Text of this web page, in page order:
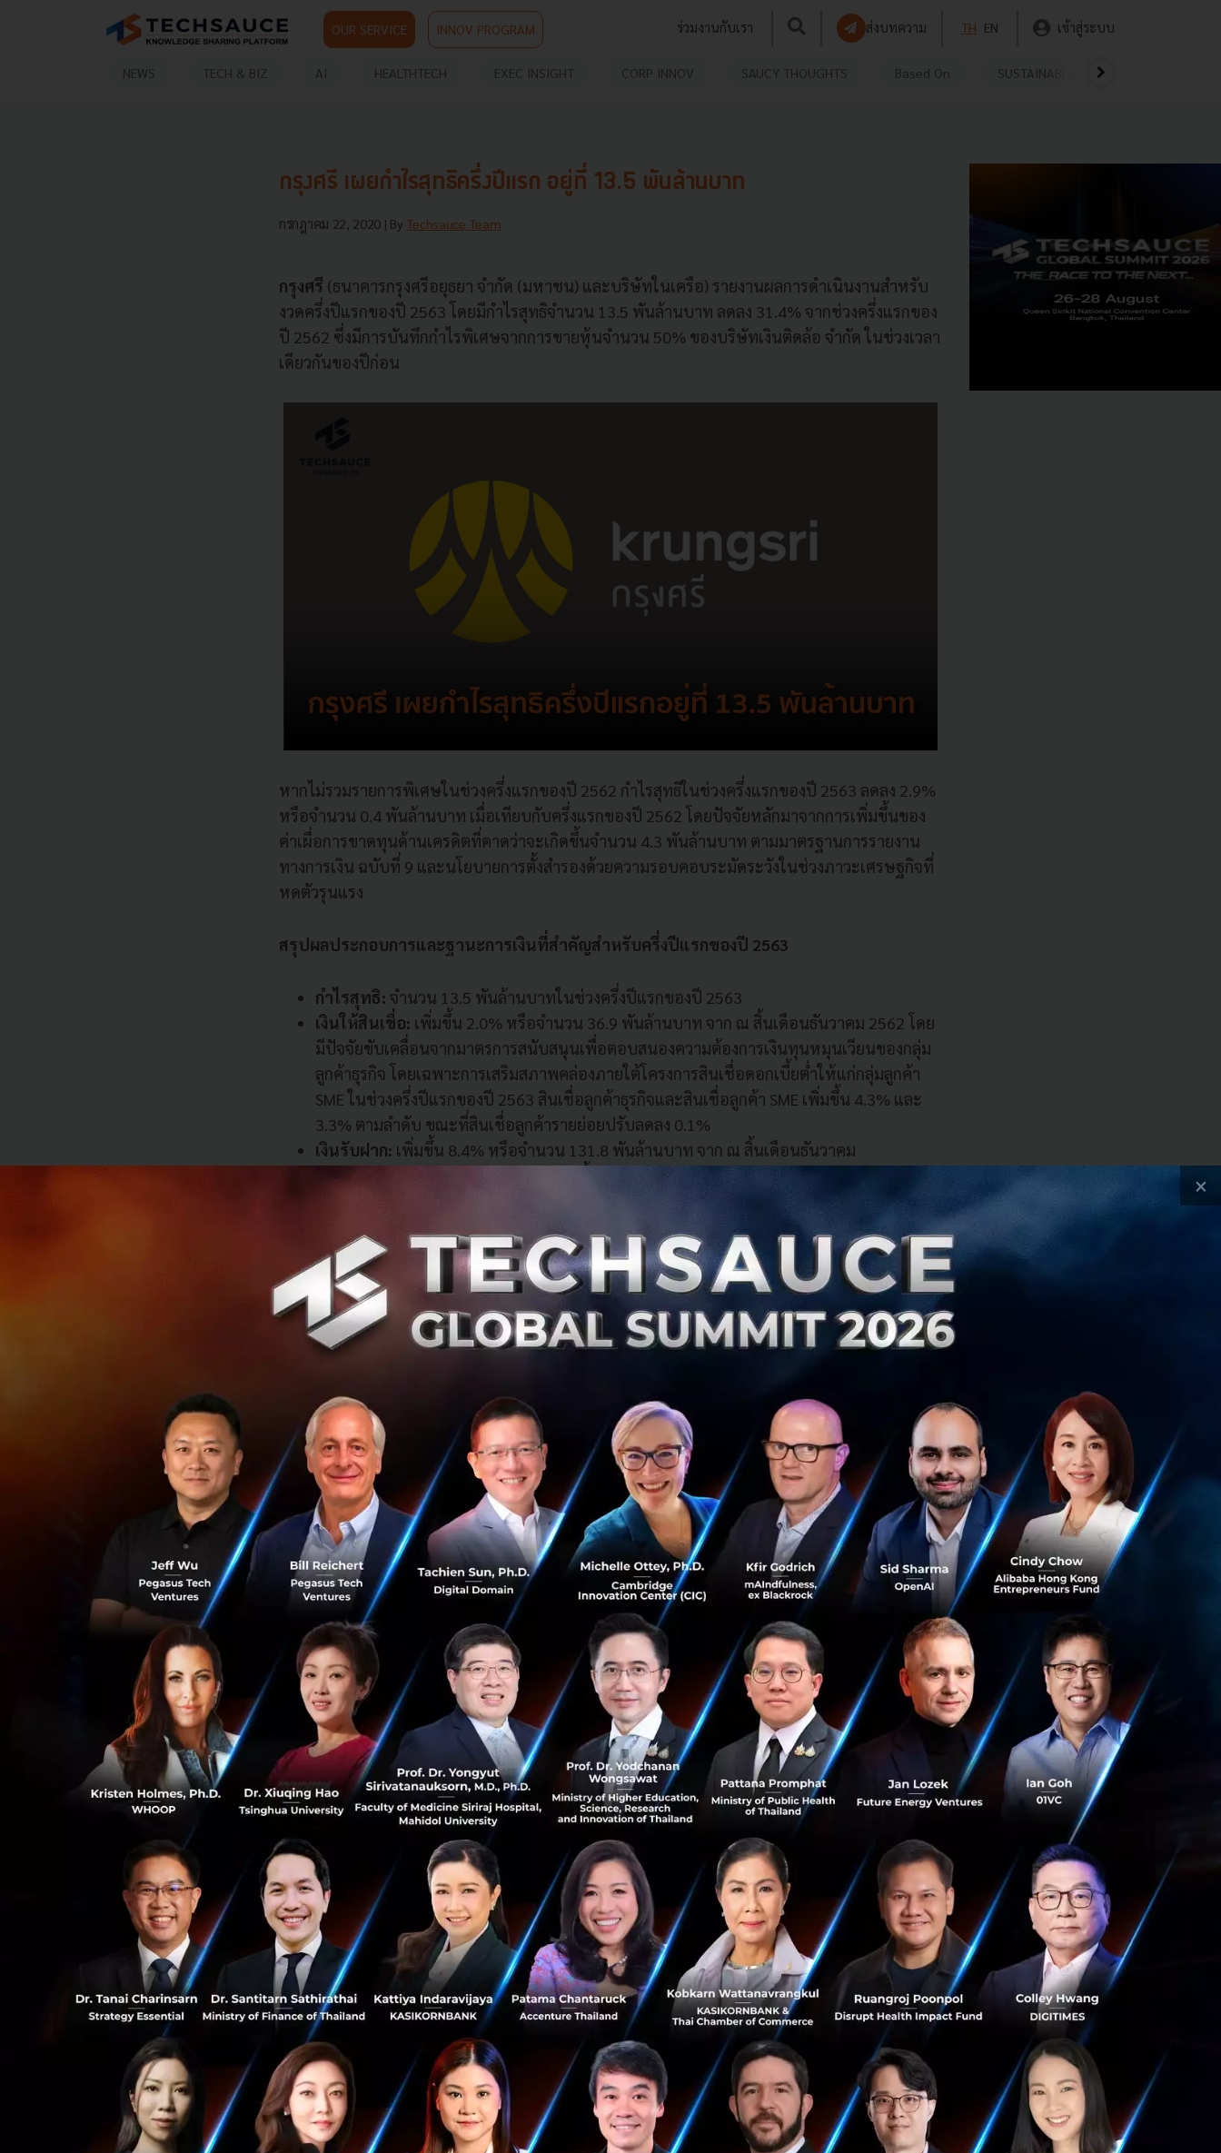
OUR SERVICE INNOV PROGRAM ร่วมงานกับเรา ส่งบทความ TH EN เข้าสู่ระบบ
NEWS TECH & BIZ AI HEALTHTECH EXEC INSIGHT CORP INNOV SAUCY THOUGHTS Based On SUSTAINABLE
0
3
กรุงศรี เผยกำไรสุทธิครึ่งปีแรก อยู่ที่ 13.5 พันล้านบาท
กรกฎาคม 22, 2020 | By Techsauce Team
กรุงศรี (ธนาคารกรุงศรีอยุธยา จำกัด (มหาชน) และบริษัทในเครือ) รายงานผลการดำเนินงานสำหรับ
งวดครึ่งปีแรกของปี 2563 โดยมีกำไรสุทธิจำนวน 13.5 พันล้านบาท ลดลง 31.4% จากช่วงครึ่งแรกของ
ปี 2562 ซึ่งมีการบันทึกกำไรพิเศษจากการขายหุ้นจำนวน 50% ของบริษัทเงินติดล้อ จำกัด ในช่วงเวลา
เดียวกันของปีก่อน
หากไม่รวมรายการพิเศษในช่วงครึ่งแรกของปี 2562 กำไรสุทธิในช่วงครึ่งแรกของปี 2563 ลดลง 2.9%
หรือจำนวน 0.4 พันล้านบาท เมื่อเทียบกับครึ่งแรกของปี 2562 โดยปัจจัยหลักมาจากการเพิ่มขึ้นของ
ค่าเผื่อการขาดทุนด้านเครดิตที่คาดว่าจะเกิดขึ้นจำนวน 4.3 พันล้านบาท ตามมาตรฐานการรายงาน
ทางการเงิน ฉบับที่ 9 และนโยบายการตั้งสำรองด้วยความรอบคอบระมัดระวังในช่วงภาวะเศรษฐกิจที่
หดตัวรุนแรง
สรุปผลประกอบการและฐานะการเงินที่สำคัญสำหรับครึ่งปีแรกของปี 2563
กำไรสุทธิ: จำนวน 13.5 พันล้านบาทในช่วงครึ่งปีแรกของปี 2563
เงินให้สินเชื่อ: เพิ่มขึ้น 2.0% หรือจำนวน 36.9 พันล้านบาท จาก ณ สิ้นเดือนธันวาคม 2562 โดย
มีปัจจัยขับเคลื่อนจากมาตรการสนับสนุนเพื่อตอบสนองความต้องการเงินทุนหมุนเวียนของกลุ่ม
ลูกค้าธุรกิจ โดยเฉพาะการเสริมสภาพคล่องภายใต้โครงการสินเชื่อดอกเบี้ยต่ำให้แก่กลุ่มลูกค้า
SME ในช่วงครึ่งปีแรกของปี 2563 สินเชื่อลูกค้าธุรกิจและสินเชื่อลูกค้า SME เพิ่มขึ้น 4.3% และ
3.3% ตามลำดับ ขณะที่สินเชื่อลูกค้ารายย่อยปรับลดลง 0.1%
เงินรับฝาก: เพิ่มขึ้น 8.4% หรือจำนวน 131.8 พันล้านบาท จาก ณ สิ้นเดือนธันวาคม
2562
อยู่ที่ 3.74% ในช่วงครึ่งปีแรกของปี 2563 เทียบกับ 3.69%
รายได้ที่มิใช่ดอกเบี้ย:ลดลง 40.3% หรือจำนวน 10.7 พันล้านบาท จากช่วงเดียวกันของปี 2562
เนื่องจากไม่มีการบันทึกกำไรจากการลงทุนเหมือนในช่วงครึ่งปีแรกของปี 2562 และการปรับลด
ลงของรายได้ค่าธรรมเนียมและบริการสุทธิ ซึ่งเป็นผลจากกิจกรรมทางธุรกิจของลูกค้ารายย่อยที่
ซบเซาตามสภาวะเศรษฐกิจที่หดตัว หากไม่รวมรายการพิเศษที่บันทึกในช่วงครึ่งปีแรกของปี
2562 รายได้ที่มิใช่ดอกเบี้ยลดลง 11.7% หรือจำนวน 2.1 พันล้านบาท
ดำเนินงานตามปกติในช่วงครึ่งปีแรกของปี 2562 ซึ่งอยู่ที่ 45.4% สะท้อนการบริหารจัดการค่าใช้
จ่าย
เชิงรุกเพื่อให้สอดคล้องกับปัจจัยแวดล้อมในการดำเนินงานที่ไม่เอื้ออำนวยในปัจจุบัน
อัตราส่วนสินเชื่อที่ไม่ก่อให้เกิดรายได้ (NPL Ratio):อยู่ที่ระดับ 2.20% เทียบกับ 1.98%
ณ สิ้นเดือนธันวาคม 2562
อัตราส่วนเงินสำรองต่อสินเชื่อที่ไม่ก่อให้เกิดรายได้:
อยู่ที่ระดับ 156.2% เทียบกับ 163.8%
ณ สิ้นเดือนธันวาคม 2562
อัตราส่วนเงินกองทุนต่อสินทรัพย์เสี่ยง:
อยู่ที่ 16.61%
นายเซอิจิโระ อาคิตะ กรรมการผู้จัดการใหญ่และประธานเจ้าหน้าที่บริหารธนาคารกรุงศรีอยุธยา
จำกัด (มหาชน)
กล่าวว่า “การชะลอตัวอย่างรุนแรงของเศรษฐกิจโลก รวมทั้งมาตรการล็อคดาวน์ใน
ประเทศจากวิกฤตการแพร่ระบาดของโควิด-19 ได้ส่งผลให้กิจกรรมทางเศรษฐกิจหดตัวลงอย่างรุนแรง
โดยเฉพาะในภาคอุตสาหกรรมการท่องเที่ยวและการบริการ เป็นที่คาดการณ์ว่าเศรษฐกิจไทยจะเผชิญ
กับภาวะถดถอยมากที่สุดในปี 2563”
“ในฐานะธนาคารที่มีความสำคัญเชิงระบบ กรุงศรีได้ออกมาตรการช่วยเหลือลูกค้าอย่างต่อเนื่อง เพื่อ
ช่วยแบ่งเบาภาระทางการเงินแก่กลุ่มลูกค้าธุรกิจและลูกค้ารายย่อยที่ประสบปัญหาการเงิน ณ วันที่ 30
มิถุนายน 2563 เงินให้สินเชื่อภายใต้มาตรการช่วยเหลือลูกค้าของกรุงศรีอยู่ที่ประมาณ 29% ของเงิน
ให้สินเชื่อรวม ซึ่งได้ให้ความช่วยเหลือแก่ลูกค้ารายย่อย 1,792,820 ราย และลูกค้าธุรกิจ 36,490 ราย
ทั้งนี้ ธุรกิจ SME ได้รับผลกระทบมากที่สุดในกลุ่มลูกค้าธุรกิจ ซึ่งนอกเหนือจากการให้ความช่วยเหลือ
ตามมาตรการข้างต้นแล้ว ธนาคารได้ให้ความช่วยเหลือลูกค้า SME กว่า 5,700 รายด้วยวงเงินสินเชื่อ
เพิ่มจำนวน 18,312 ล้านบาท เพื่อช่วยเสริมสภาพคล่องภายใต้โครงการสินเชื่อดอกเบี้ยต่ำของธนาคาร
แห่งประเทศไทยและธนาคารออมสิน”
สำหรับแนวโน้มธุรกิจในปี 2563นายอาคิตะกล่าวว่า “แม้ว่ารัฐบาลไทยสามารถควบคุมการแพร่
ระบาดของเชื้อไวรัสโควิด-19 ได้อย่างมีประสิทธิภาพ รวมทั้งได้เปิดระบบเศรษฐกิจแบบค่อยเป็นค่อย
ไปด้วยความระมัดระวัง แต่ความเปราะบางและความไม่แน่นอนยังคงเป็นปัจจัยท้าทาย คาดการณ์การ
เติบโตของเศรษฐกิจในปี 2563 ถูกปรับลดเป็นหดตัว 10.3% เทียบกับที่คาดว่าจะหดตัว 5.1% ในช่วง
ก่อนหน้านี้ เนื่องจากการแพร่ระบาดได้ส่งผลกระทบเป็นวงกว้างต่อการบริโภคภายในประเทศและการ
ลงทุน และยังกระทบต่อการส่งสินค้าและบริการไปต่างประเทศด้วย”
×